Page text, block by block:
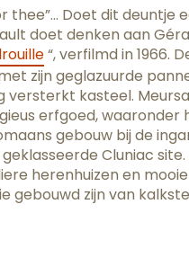
thee”… Doet dit deuntje
doet denken aan
“, verfilmd in 1966.
zijn geglazuurde
versterkt kasteel.
erfgoed, waaronder
gebouw bij de
Cluniac
herenhuizen en
gebouwd zijn van